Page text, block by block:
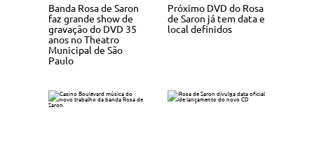
Banda Rosa de Saron
faz grande show de
gravação do DVD 35
anos no Theatro
Municipal de São
Paulo
Próximo DVD do Rosa
de Saron já tem data e
local definidos